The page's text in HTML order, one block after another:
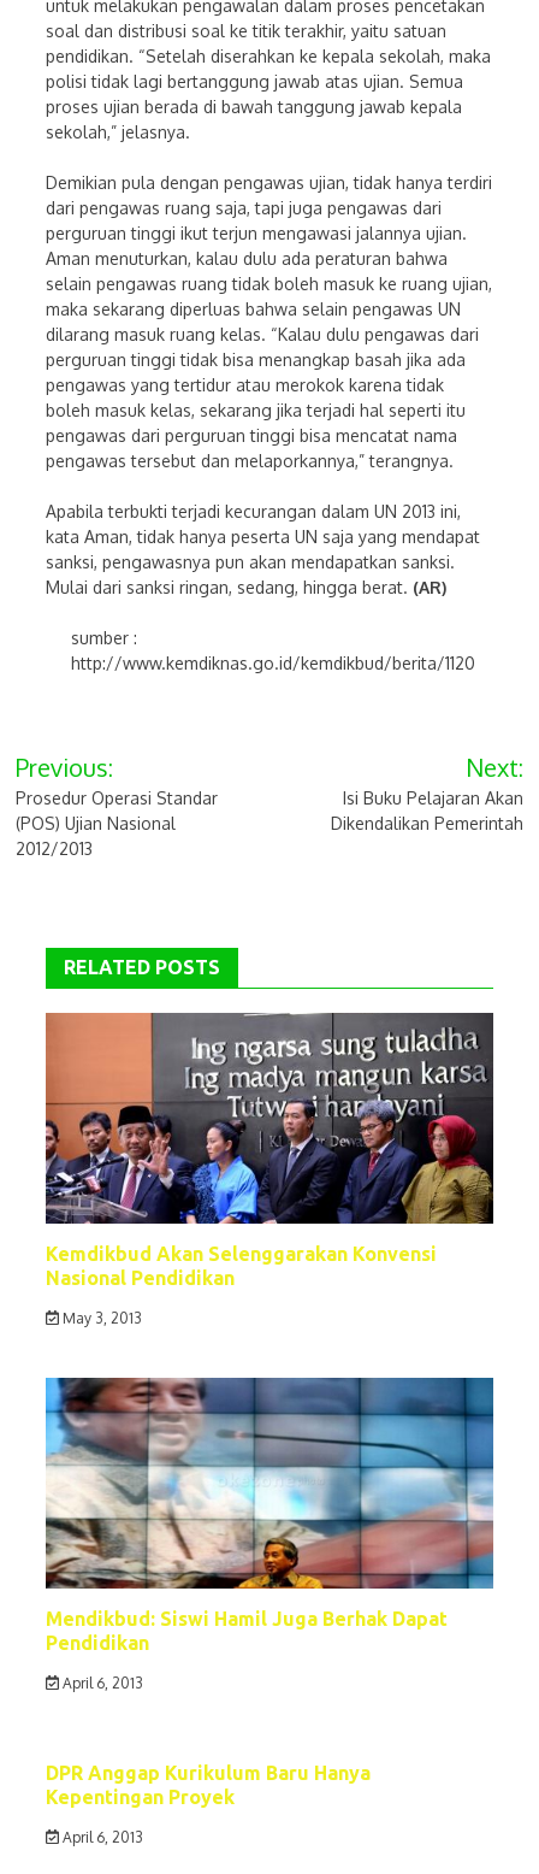
untuk melakukan pengawalan dalam proses pencetakan
soal dan distribusi soal ke titik terakhir, yaitu satuan
pendidikan. “Setelah diserahkan ke kepala sekolah, maka
polisi tidak lagi bertanggung jawab atas ujian. Semua
proses ujian berada di bawah tanggung jawab kepala
sekolah,” jelasnya.
Demikian pula dengan pengawas ujian, tidak hanya terdiri
dari pengawas ruang saja, tapi juga pengawas dari
perguruan tinggi ikut terjun mengawasi jalannya ujian.
Aman menuturkan, kalau dulu ada peraturan bahwa
selain pengawas ruang tidak boleh masuk ke ruang ujian,
maka sekarang diperluas bahwa selain pengawas UN
dilarang masuk ruang kelas. “Kalau dulu pengawas dari
perguruan tinggi tidak bisa menangkap basah jika ada
pengawas yang tertidur atau merokok karena tidak
boleh masuk kelas, sekarang jika terjadi hal seperti itu
pengawas dari perguruan tinggi bisa mencatat nama
pengawas tersebut dan melaporkannya,” terangnya.
Apabila terbukti terjadi kecurangan dalam UN 2013 ini,
kata Aman, tidak hanya peserta UN saja yang mendapat
sanksi, pengawasnya pun akan mendapatkan sanksi.
Mulai dari sanksi ringan, sedang, hingga berat. (AR)
sumber :
http://www.kemdiknas.go.id/kemdikbud/berita/1120
Post
navigation
Previous:
Prosedur Operasi Standar
(POS) Ujian Nasional
2012/2013
Next:
Isi Buku Pelajaran Akan
Dikendalikan Pemerintah
RELATED POSTS
Kemdikbud Akan Selenggarakan Konvensi
Nasional Pendidikan
May 3, 2013
Mendikbud: Siswi Hamil Juga Berhak Dapat
Pendidikan
April 6, 2013
DPR Anggap Kurikulum Baru Hanya
Kepentingan Proyek
April 6, 2013